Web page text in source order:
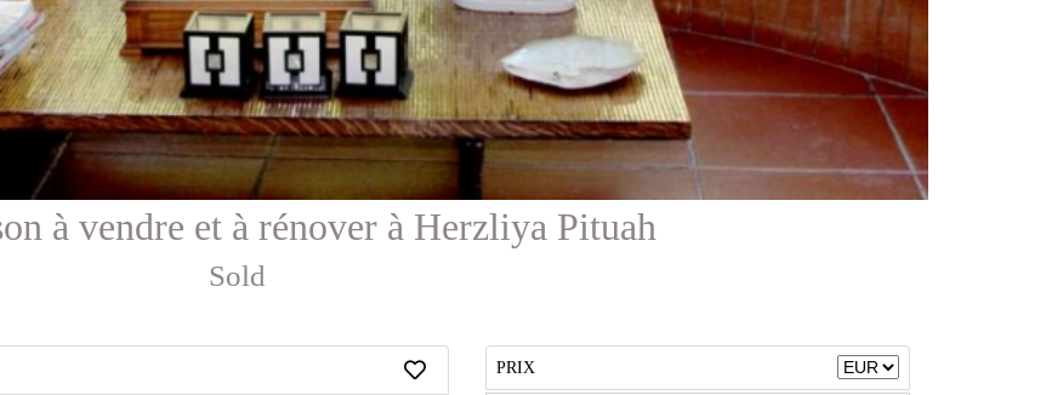
à vendre et à rénover à Herzliya Pituah
Sold
PRIX